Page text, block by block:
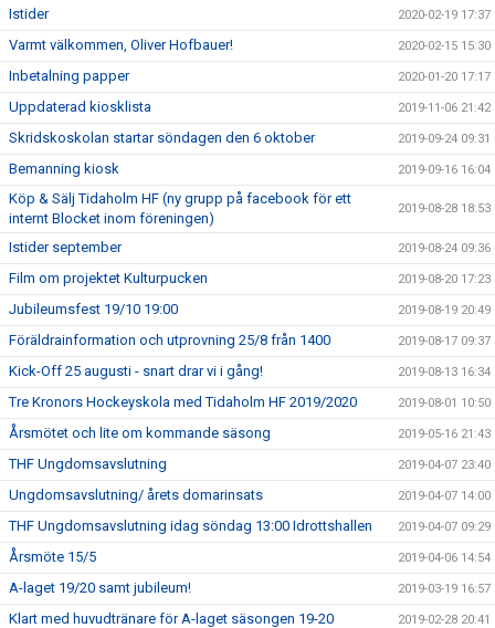
Istider 2020-02-19 17:37
Varmt välkommen, Oliver Hofbauer! 2020-02-15 15:30
Inbetalning papper 2020-01-20 17:17
Uppdaterad kiosklista 2019-11-06 21:42
Skridskoskolan startar söndagen den 6 oktober 2019-09-24 09:31
Bemanning kiosk 2019-09-16 16:04
Köp & Sälj Tidaholm HF (ny grupp på facebook för ett
internt Blocket inom föreningen)
2019-08-28 18:53
Istider september 2019-08-24 09:36
Film om projektet Kulturpucken 2019-08-20 17:23
Jubileumsfest 19/10 19:00 2019-08-19 20:49
Föräldrainformation och utprovning 25/8 från 1400 2019-08-17 09:37
Kick-Off 25 augusti - snart drar vi i gång! 2019-08-13 16:34
Tre Kronors Hockeyskola med Tidaholm HF 2019/2020 2019-08-01 10:50
Årsmötet och lite om kommande säsong 2019-05-16 21:43
THF Ungdomsavslutning 2019-04-07 23:40
Ungdomsavslutning/ årets domarinsats 2019-04-07 14:00
THF Ungdomsavslutning idag söndag 13:00 Idrottshallen 2019-04-07 09:29
Årsmöte 15/5 2019-04-06 14:54
A-laget 19/20 samt jubileum! 2019-03-19 16:57
Klart med huvudtränare för A-laget säsongen 19-20 2019-02-28 20:41